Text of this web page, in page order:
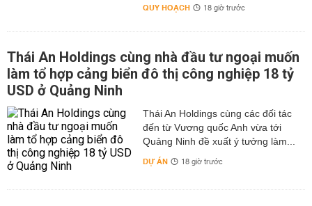
QUY HOẠCH 18 giờ trước
Thái An Holdings cùng nhà đầu tư ngoại muốn
làm tổ hợp cảng biển đô thị công nghiệp 18 tỷ
USD ở Quảng Ninh
Thái An Holdings cùng các đối tác
đến từ Vương quốc Anh vừa tới
Quảng Ninh đề xuất ý tưởng làm...
DỰ ÁN 18 giờ trước